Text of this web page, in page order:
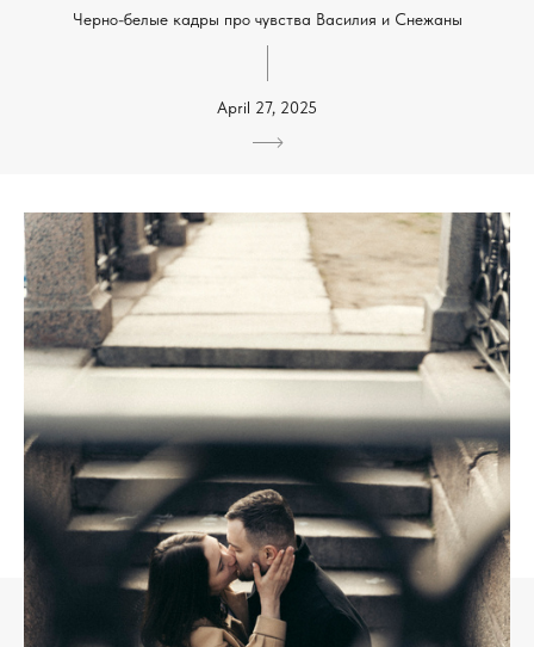
Черно-белые кадры про чувства Василия и Снежаны
April 27, 2025